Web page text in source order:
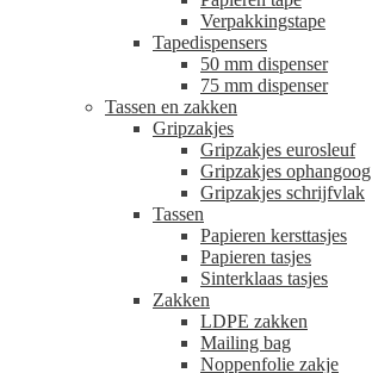
Verpakkingstape
Tapedispensers
50 mm dispenser
75 mm dispenser
Tassen en zakken
Gripzakjes
Gripzakjes eurosleuf
Gripzakjes ophangoog
Gripzakjes schrijfvlak
Tassen
Papieren kersttasjes
Papieren tasjes
Sinterklaas tasjes
Zakken
LDPE zakken
Mailing bag
Noppenfolie zakje